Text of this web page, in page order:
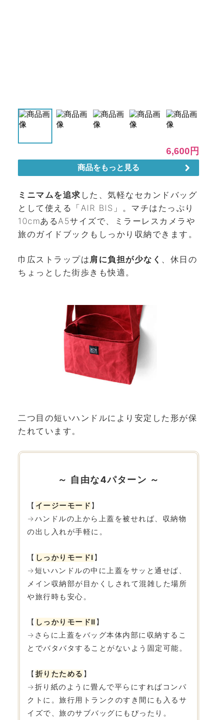
ミニマムを追求 した、気軽なセカンドバッグ
として使える「AIR BIS」。マチはたっぷり
10cmあるA5サイズで、ミラーレスカメラや
旅のガイドブックもしっかり収納できます。
巾広ストラップは肩に負担が少なく 、休日の
ちょっとした街歩きも快適。
二つ目の短いハンドルにより安定した形が保
たれています。
～ 自由な4パターン ～
【 イージーモード 】
→ハンドルの上から上蓋を被せれば、収納物
の出し入れが手軽に。
【 しっかりモードⅠ 】
→短いハンドルの中に上蓋をサッと通せば、
メイン収納部が目かくしされて混雑した場所
や旅行時も安心。
【 しっかりモードⅡ 】
→さらに上蓋をバッグ本体内部に収納するこ
とでバタバタすることがないよう固定可能。
【 折りたためる 】
→折り紙のように畳んで平らにすればコンパ
クトに。旅行用トランクのすき間にも入るサ
イズで、旅のサブバッグにもぴったり。